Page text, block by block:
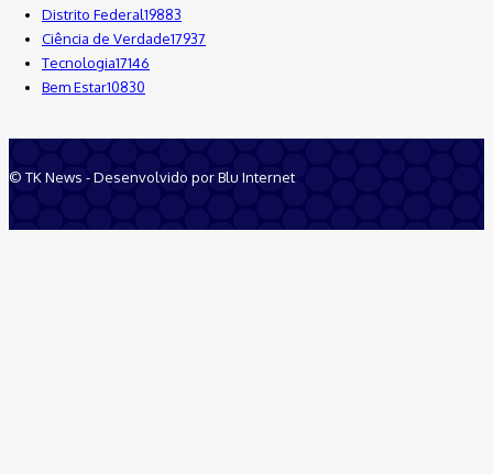
Distrito Federal19883
Ciência de Verdade17937
Tecnologia17146
Bem Estar10830
© TK News - Desenvolvido por Blu Internet